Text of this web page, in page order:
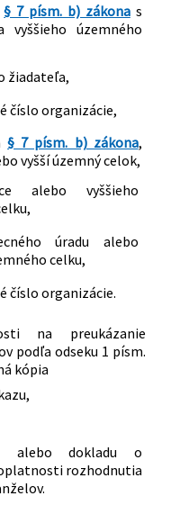
§ 7 písm. b) zákonas
vyššieho územného
žiadateľa,
číslo organizácie,
§ 7 písm. b) zákona,
vyšší územný celok,
alebo vyššieho
úradu alebo
celku,
číslo organizácie.
na preukázanie
podľa odseku 1 písm.
kópia
alebo dokladu o
rozhodnutia